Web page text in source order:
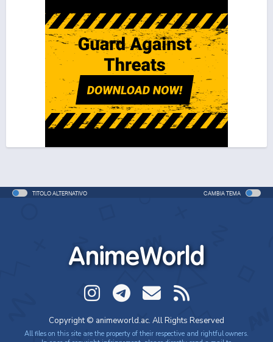
Movie - 2004 - 1h e 35 min/ep
One Piece Movie 05: Norowareta Seiken (ITA)
Movie - 2004 - 1h e 35 min/ep
One Piece Movie 06: Omatsuri Danshaku to Himitsu
no Shima (ITA)
Movie - 2005 - 1h e 31 min/ep
One Piece: Le avventure del detective Cappello di
Special - 2005 - 42 min/ep
One Piece Movie 07: Karakuri-jou no Mecha Kyohei
Movie - 2006 - 1h e 34 min/ep
TITOLO ALTERNATIVO CAMBIA TEMA
AnimeWorld
Copyright © animeworld.ac. All Rights Reserved
All files on this site are the property of their respective and rightful owners.